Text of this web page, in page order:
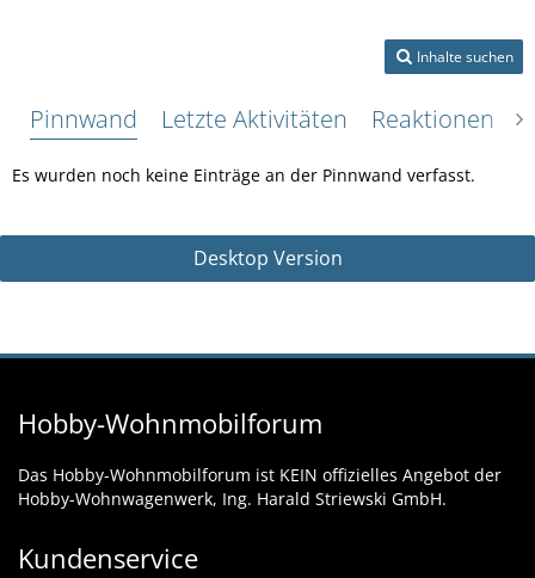
Inhalte suchen
Pinnwand Letzte Aktivitäten Reaktionen
Es wurden noch keine Einträge an der Pinnwand verfasst.
Desktop Version
Hobby-Wohnmobilforum
Das Hobby-Wohnmobilforum ist KEIN offizielles Angebot der
Hobby-Wohnwagenwerk, Ing. Harald Striewski GmbH.
Kundenservice